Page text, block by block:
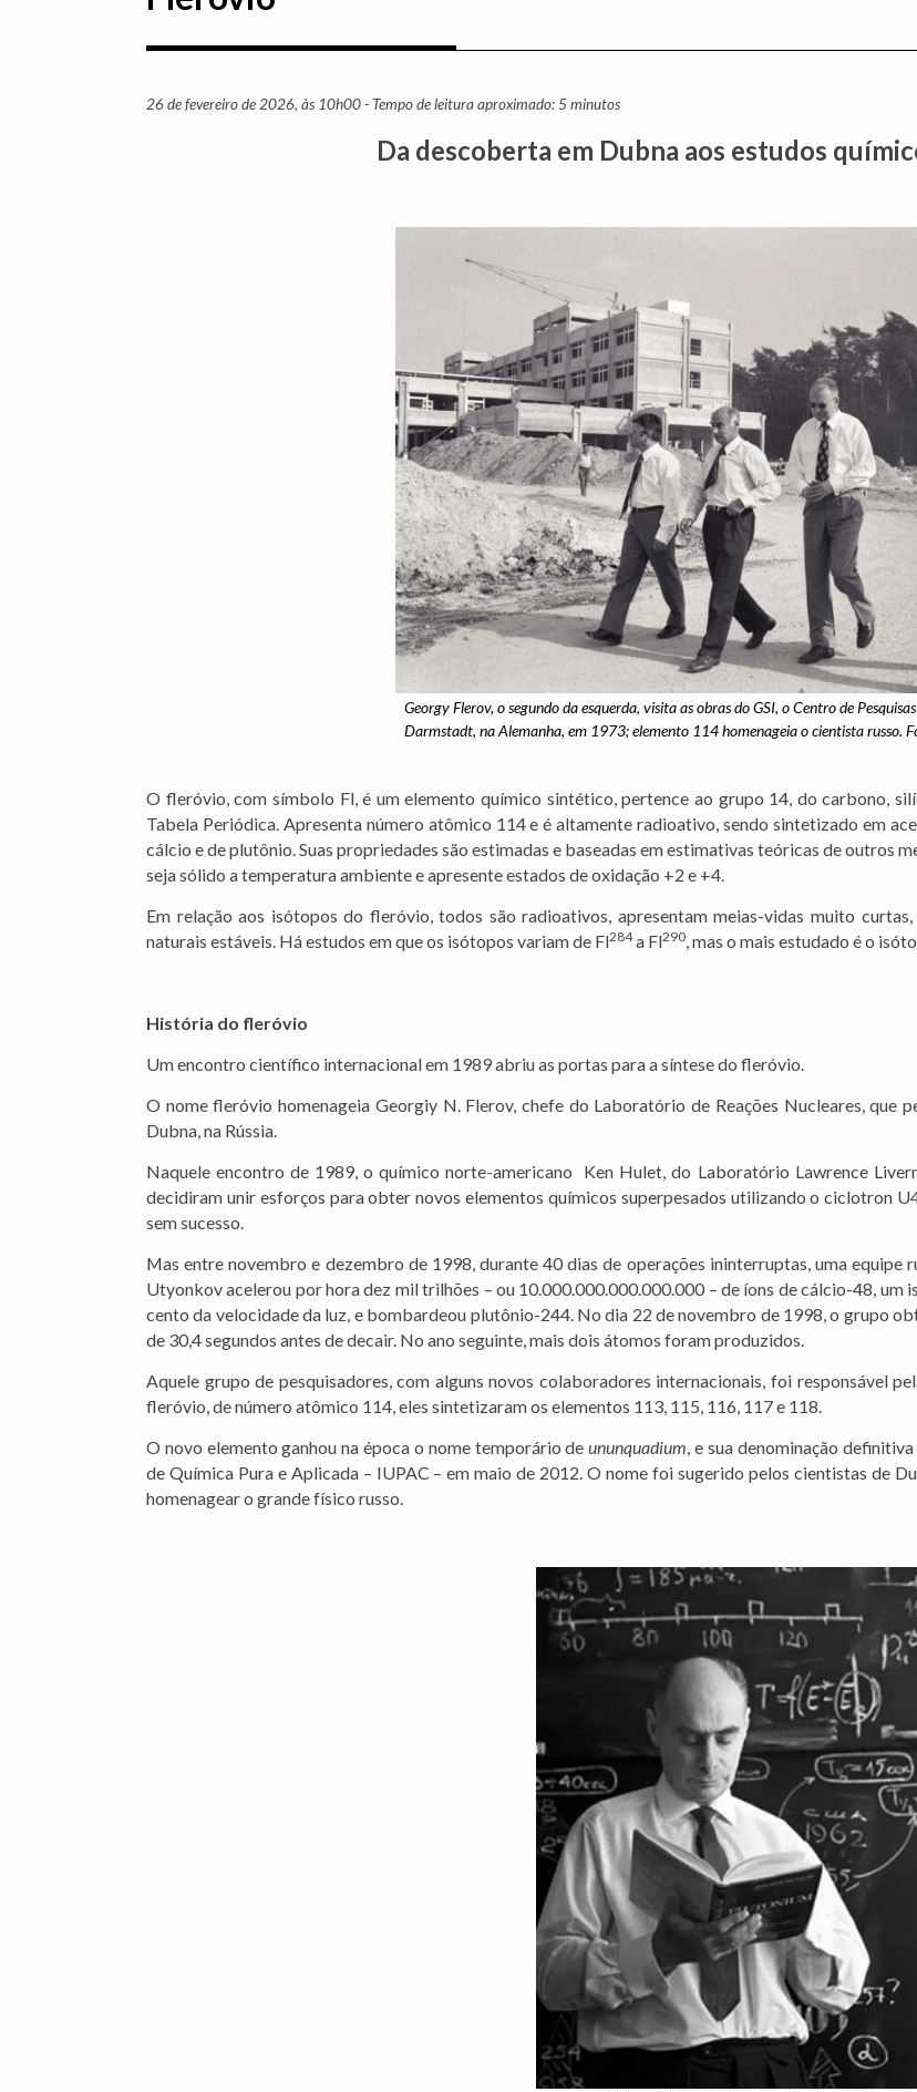
26 de fevereiro de 2026, às 10h00 - Tempo de leitura aproximado: 5 minutos
Da descoberta em Dubna aos estudos
Georgy Flerov, o segundo da esquerda, visita as obras do GSI, o Centro de
Darmstadt, na Alemanha, em 1973; elemento 114 homenageia o cientista russo.
O fleróvio, com símbolo Fl, é um elemento químico sintético, pertence ao grupo 14, do carbono,
Tabela Periódica. Apresenta número atômico 114 e é altamente radioativo, sendo sintetizado em
cálcio e de plutônio. Suas propriedades são estimadas e baseadas em estimativas teóricas de outros
seja sólido a temperatura ambiente e apresente estados de oxidação +2 e +4.
Em relação aos isótopos do fleróvio, todos são radioativos, apresentam meias-vidas muito
naturais estáveis. Há estudos em que os isótopos variam de Fl284a Fl290, mas o mais estudado é o
História do fleróvio
Um encontro científico internacional em 1989 abriu as portas para a síntese do fleróvio.
O nome fleróvio homenageia Georgiy N. Flerov, chefe do Laboratório de Reações Nucleares, que
Dubna, na Rússia.
Naquele encontro de 1989, o químico norte-americano Ken Hulet, do Laboratório Lawrence
decidiram unir esforços para obter novos elementos químicos superpesados utilizando o ciclotron
sem sucesso.
Mas entre novembro e dezembro de 1998, durante 40 dias de operações ininterruptas, uma equipe
Utyonkov acelerou por hora dez mil trilhões – ou 10.000.000.000.000.000 – de íons de cálcio-48,
cento da velocidade da luz, e bombardeou plutônio-244. No dia 22 de novembro de 1998, o grupo
de 30,4 segundos antes de decair. No ano seguinte, mais dois átomos foram produzidos.
Aquele grupo de pesquisadores, com alguns novos colaboradores internacionais, foi responsável
fleróvio, de número atômico 114, eles sintetizaram os elementos 113, 115, 116, 117 e 118.
O novo elemento ganhou na época o nome temporário deununquadium, e sua denominação
de Química Pura e Aplicada – IUPAC – em maio de 2012. O nome foi sugerido pelos cientistas de
homenagear o grande físico russo.